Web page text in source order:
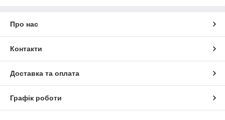
Про нас
Контакти
Доставка та оплата
Графік роботи